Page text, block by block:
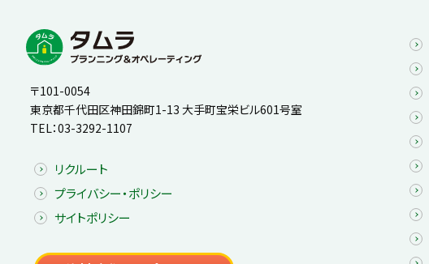
〒101-0054
東京都千代田区神田錦町1-13 大手町宝栄ビル601号室
TEL：03-3292-1107
リクルート
プライバシー・ポリシー
サイトポリシー